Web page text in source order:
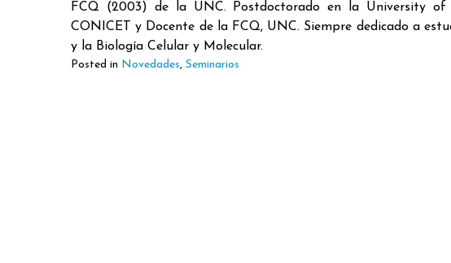
FCQ (2003) de la UNC. Postdoctorado en la University
CONICET y Docente de la FCQ, UNC. Siempre dedicado a
y la Biología Celular y Molecular.
Posted in Novedades, Seminarios